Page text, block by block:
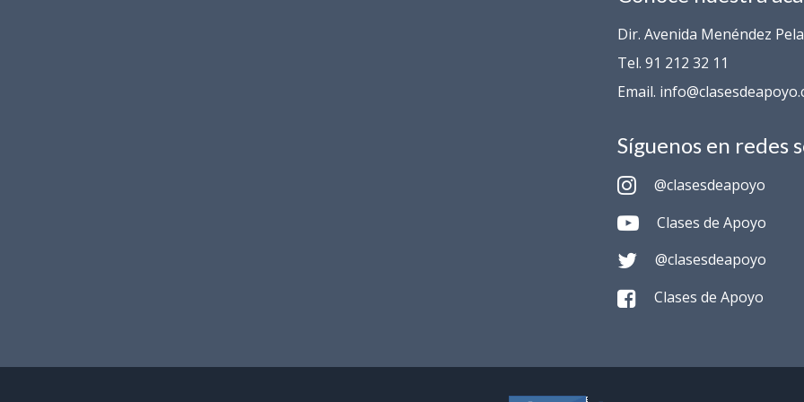
Dir. Avenida Menéndez
Tel. 91 212 32 11
Email.
Síguenos en redes
@clasesdeapoyo
Clases de Apoyo
@clasesdeapoyo
Clases de Apoyo